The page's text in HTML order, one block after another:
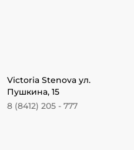
Victoria Stenova ул.
Пушкина, 15
8 (8412) 205 - 777